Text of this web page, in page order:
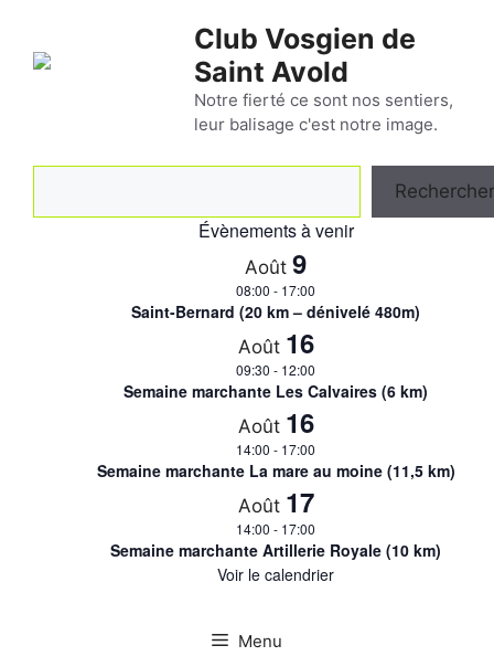
contenu
Club Vosgien de
Saint Avold
Notre fierté ce sont nos sentiers,
leur balisage c'est notre image.
Rechercher
Évènements à venir
Août 9
08:00 - 17:00
Saint-Bernard (20 km – dénivelé 480m)
Août 16
09:30 - 12:00
Semaine marchante Les Calvaires (6 km)
Août 16
14:00 - 17:00
Semaine marchante La mare au moine (11,5 km)
Août 17
14:00 - 17:00
Semaine marchante Artillerie Royale (10 km)
Voir le calendrier
Menu